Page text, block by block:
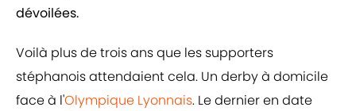
dévoilées.
Voilà plus de trois ans que les supporters
stéphanois attendaient cela. Un derby à domicile
face à l'Olympique Lyonnais. Le dernier en date